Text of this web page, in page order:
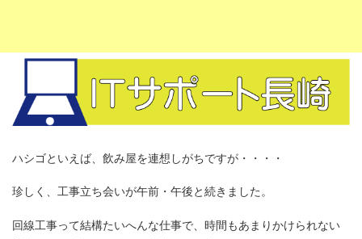
ハシゴといえば、飲み屋を連想しがちですが・・・・
珍しく、工事立ち会いが午前・午後と続きました。
回線工事って結構たいへんな仕事で、時間もあまりかけられない